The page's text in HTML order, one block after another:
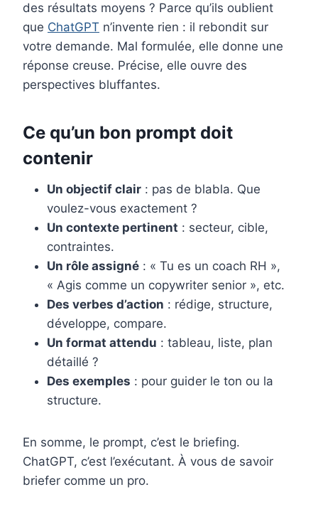
des résultats moyens ? Parce qu’ils oublient
que ChatGPT n’invente rien : il rebondit sur
votre demande. Mal formulée, elle donne une
réponse creuse. Précise, elle ouvre des
perspectives bluffantes.
Ce qu’un bon prompt doit
contenir
Un objectif clair : pas de blabla. Que
voulez-vous exactement ?
Un contexte pertinent : secteur, cible,
contraintes.
Un rôle assigné : « Tu es un coach RH »,
« Agis comme un copywriter senior », etc.
Des verbes d’action : rédige, structure,
développe, compare.
Un format attendu : tableau, liste, plan
détaillé ?
Des exemples : pour guider le ton ou la
structure.
En somme, le prompt, c’est le briefing.
ChatGPT, c’est l’exécutant. À vous de savoir
briefer comme un pro.